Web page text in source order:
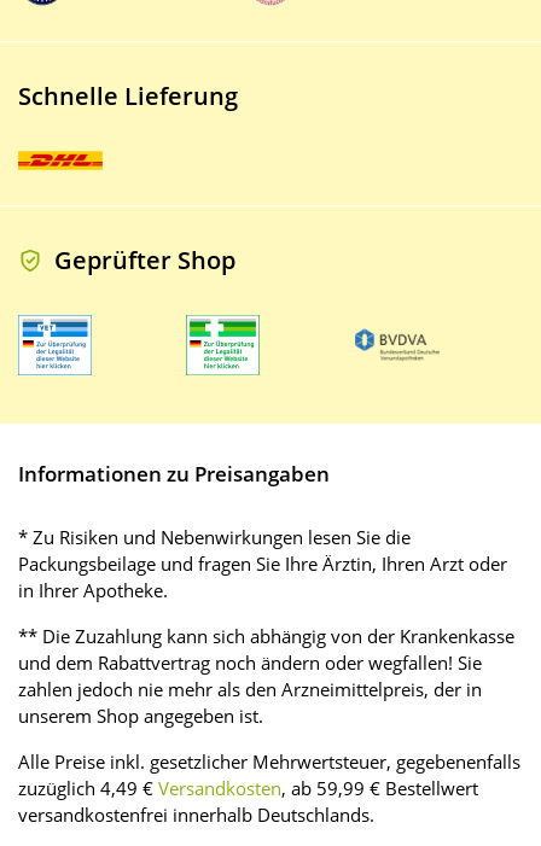
Schnelle Lieferung
Geprüfter Shop
Informationen zu Preisangaben
* Zu Risiken und Nebenwirkungen lesen Sie die
Packungsbeilage und fragen Sie Ihre Ärztin, Ihren Arzt oder
in Ihrer Apotheke.
** Die Zuzahlung kann sich abhängig von der Krankenkasse
und dem Rabattvertrag noch ändern oder wegfallen! Sie
zahlen jedoch nie mehr als den Arzneimittelpreis, der in
unserem Shop angegeben ist.
Alle Preise inkl. gesetzlicher Mehrwertsteuer, gegebenenfalls
zuzüglich 4,49 € Versandkosten, ab 59,99 € Bestellwert
versandkostenfrei innerhalb Deutschlands.